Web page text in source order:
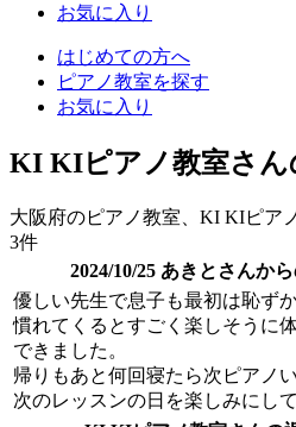
お気に入り
はじめての方へ
ピアノ教室を探す
お気に入り
KI KIピアノ教室さん
大阪府のピアノ教室、KI KIピア
3件
2024/10/25 あきとさんか
優しい先生で息子も最初は恥ず
慣れてくるとすごく楽しそうに
できました。
帰りもあと何回寝たら次ピアノ
次のレッスンの日を楽しみにして